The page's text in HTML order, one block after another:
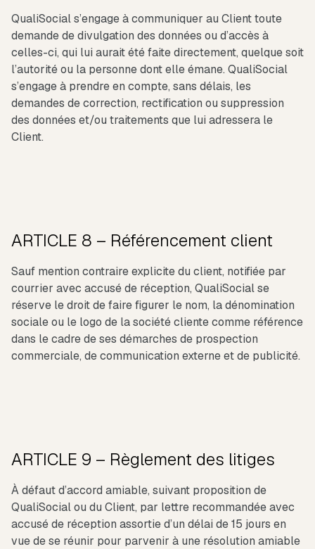
QualiSocial s’engage à communiquer au Client toute
demande de divulgation des données ou d’accès à
celles-ci, qui lui aurait été faite directement, quelque soit
l’autorité ou la personne dont elle émane. QualiSocial
s’engage à prendre en compte, sans délais, les
demandes de correction, rectification ou suppression
des données et/ou traitements que lui adressera le
Client.
ARTICLE 8 – Référencement client
Sauf mention contraire explicite du client, notifiée par
courrier avec accusé de réception, QualiSocial se
réserve le droit de faire figurer le nom, la dénomination
sociale ou le logo de la société cliente comme référence
dans le cadre de ses démarches de prospection
commerciale, de communication externe et de publicité.
ARTICLE 9 – Règlement des litiges
À défaut d’accord amiable, suivant proposition de
QualiSocial ou du Client, par lettre recommandée avec
accusé de réception assortie d’un délai de 15 jours en
vue de se réunir pour parvenir à une résolution amiable